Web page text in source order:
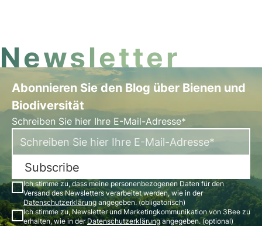
Newsletter
Abonnieren Sie den Blog über Bienen und
Biodiversität
Schreiben Sie hier Ihre E-Mail-Adresse*
Subscribe
Ich stimme zu, dass meine personenbezogenen Daten für den
Versand des Newsletters verarbeitet werden, wie in der
Datenschutzerklärungangegeben. (obligatorisch)
Ich stimme zu, Newsletter und Marketingkommunikation von 3Bee zu
erhalten, wie in derDatenschutzerklärungangegeben. (optional)